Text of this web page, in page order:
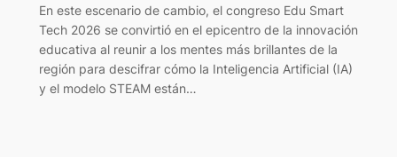
En este escenario de cambio, el congreso Edu Smart
Tech 2026 se convirtió en el epicentro de la innovación
educativa al reunir a los mentes más brillantes de la
región para descifrar cómo la Inteligencia Artificial (IA)
y el modelo STEAM están…